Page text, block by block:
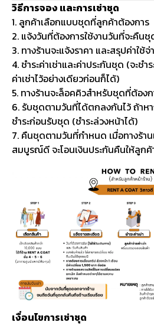
วิธีการจอง และการเช่าชุด
1. ลูกค้าเลือกแบบชุดที่ลูกค้าต้องการ
2. แจ้งวันที่ต้องการใช้งานวันที่จะคืน
3. ทางร้านจะแจ้งราคา และสรุปค่าใช้
4. ชำระค่าเช่าและค่าประกันชุด (จะช
ค่าเช่าไว้อย่างเดียวก่อนก็ได้)
5. ทางร้านจะล็อคคิวสำหรับชุดที่ต้องก
6. รับชุดตามวันที่ได้ตกลงกันไว้ ถ้าห
ชำระก่อนรับชุด (ชำระล่วงหน้าได้)
7. คืนชุดตามวันที่กำหนด เมื่อทางร้า
สมบูรณ์ดี จะโอนเงินประกันคืนให้ลูกค้
เงื่อนไขการเช่าชุด